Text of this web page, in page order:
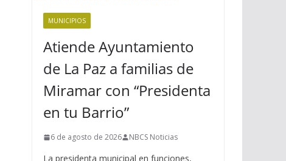
MUNICIPIOS
Atiende Ayuntamiento
de La Paz a familias de
Miramar con “Presidenta
en tu Barrio”
6 de agosto de 2026 NBCS Noticias
La presidenta municipal en funciones,